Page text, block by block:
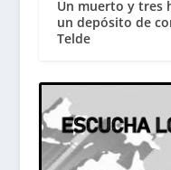
Un muerto y tres
un depósito de
Telde